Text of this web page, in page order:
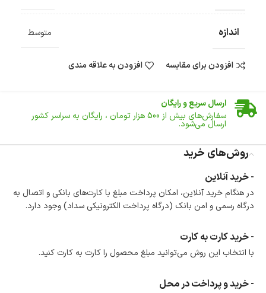
اندازه متوسط
افزودن برای مقایسه افزودن به علاقه مندی
ضمانت اصالت کالا
ارسال سریع و رایگان
سفارش‌های بیش از 500 هزار تومان ، رایگان به سراسر کشور
ارسال می‌شود.
تا 14 روز پس از تحویل کالا می‌توانید آن را برگشت دهید.
امکان پرداخت در محل
در هنگام خرید محصول، امکان انتخاب پرداخت در محل
وجود دارد.
امکان پرداخت اقساطی
است.
ضمانت اصالت کالا
گارانتی معتبر برای تمامی محصولات ارائه می‌شود.
روش‌های خرید
- خرید آنلاین
در هنگام خرید آنلاین، امکان پرداخت مبلغ با کارت‌های بانکی و اتصال به
درگاه رسمی و امن بانک (درگاه پرداخت الکترونیکی سداد) وجود دارد.
- خرید کارت به کارت
با انتخاب این روش می‌توانید مبلغ محصول را کارت به کارت کنید.
- خرید و پرداخت در محل